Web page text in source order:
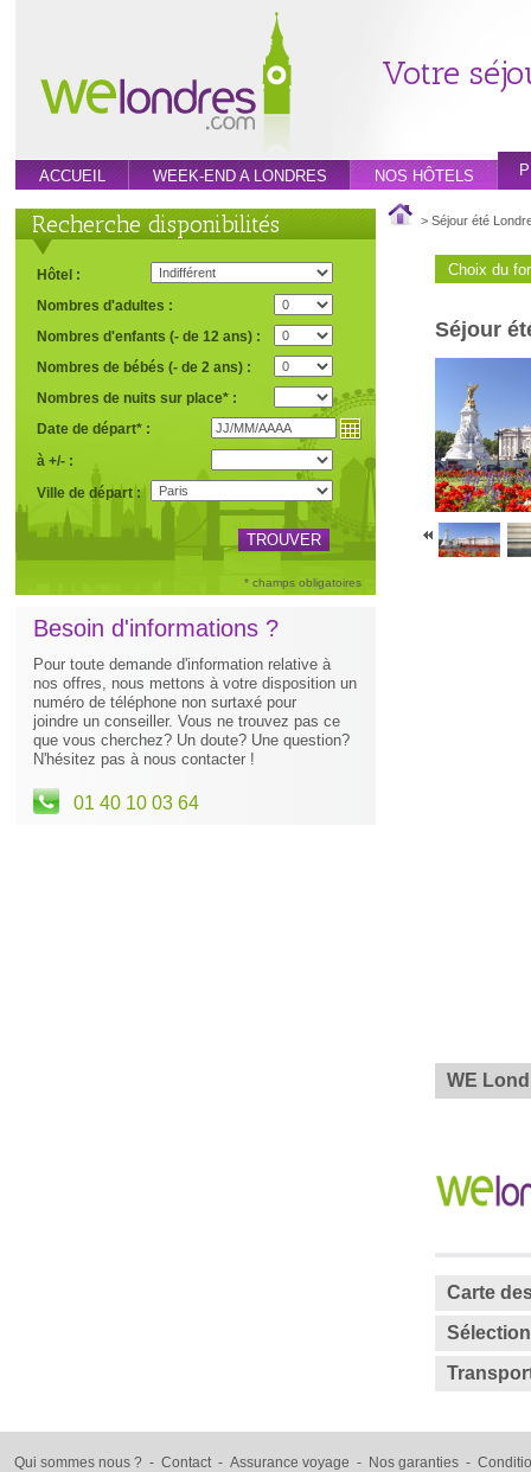
Votre
ACCUEIL WEEK-END A LONDRES NOS HÔTELS
> Séjour été
Choix du
Séjour
WE
Carte
Recherche disponibilités
Hôtel :
Nombres d'adultes :
Nombres d'enfants (- de 12 ans) :
Nombres de bébés (- de 2 ans) :
Nombres de nuits sur place* :
Date de départ* :
à +/- :
Ville de départ :
* champs obligatoires
Besoin d'informations ?
Pour toute demande d'information relative à
nos offres, nous mettons à votre disposition un
numéro de téléphone non surtaxé pour
joindre un conseiller. Vous ne trouvez pas ce
que vous cherchez? Un doute? Une question?
N'hésitez pas à nous contacter !
01 40 10 03 64
Qui sommes nous ? - Contact - Assurance voyage - Nos garanties -